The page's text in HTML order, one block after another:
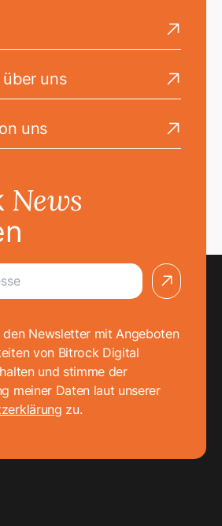
uns page
über unsInfos über uns page
uns
Teil von uns page
News
arrow
Newsletter mit Angeboten und
den Newsletter mit Angeboten
von Bitrock Digital
und stimme der
meiner Daten laut unserer
zu.